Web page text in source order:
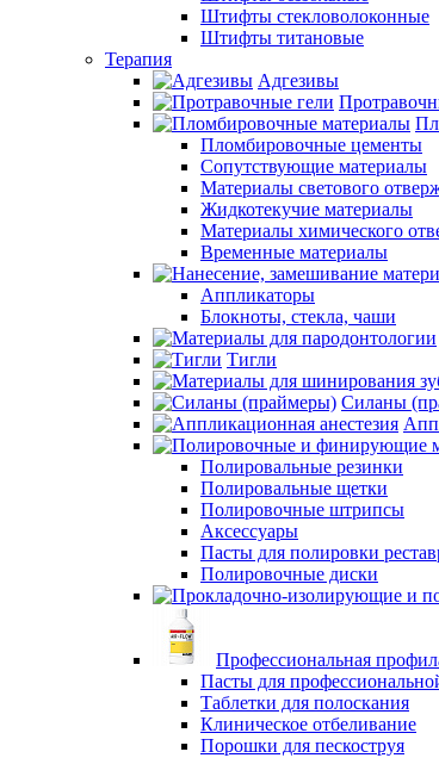
Штифты стекловолоконные
Штифты титановые
Терапия
Адгезивы
Пломбировочные цементы
Сопутствующие материалы
Материалы светового
Жидкотекучие материалы
Материалы химического
Временные материалы
Аппликаторы
Блокноты, стекла, чаши
Тигли
Силаны
Полировальные резинки
Полировальные щетки
Полировочные штрипсы
Аксессуары
Пасты для полировки
Полировочные диски
Профессиональная
Пасты для
Таблетки для полоскания
Клиническое отбеливание
Порошки для пескоструя